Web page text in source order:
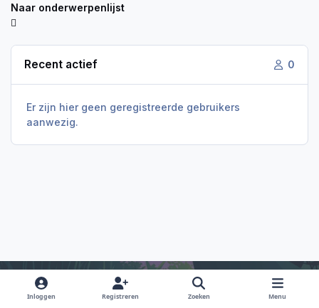
Naar onderwerpenlijst
Recent actief 0
Er zijn hier geen geregistreerde gebruikers
aanwezig.
Light ModeDark ModeSystem Preference
Inloggen Registreren Zoeken Menu